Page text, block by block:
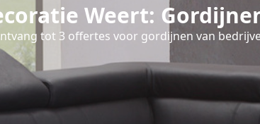
Weert:
tot 3 offertes voor gordijnen van